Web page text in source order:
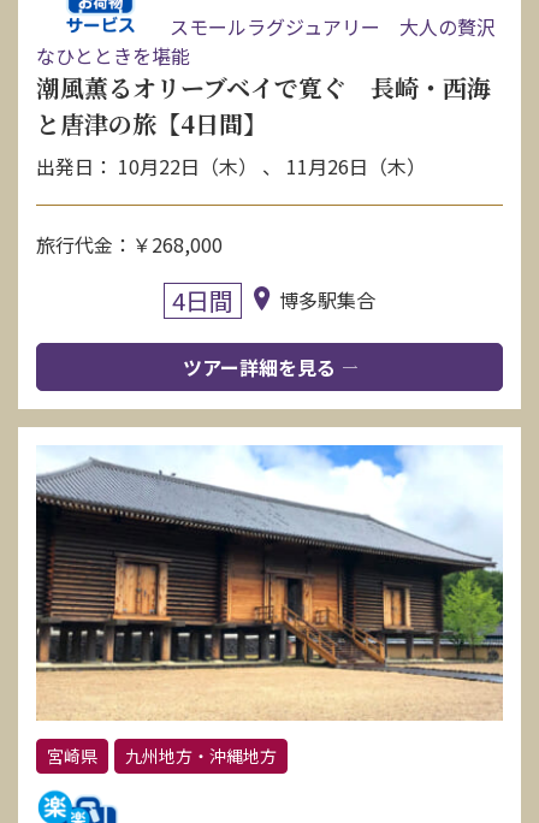
スモールラグジュアリー 大人の贅沢
なひとときを堪能
潮風薫るオリーブベイで寛ぐ 長崎・西海
と唐津の旅【4日間】
出発日： 10月22日（木） 、 11月26日（木）
旅行代金：￥268,000
4日間 博多駅集合
ツアー詳細を見る
宮崎県 九州地方・沖縄地方